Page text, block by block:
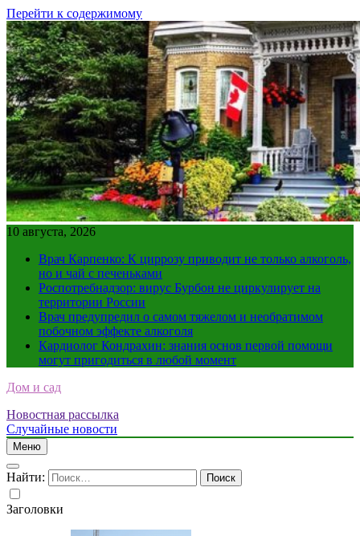
Перейти к содержимому
10 августа, 2026
Врач Карпенко: К циррозу приводит не только алкоголь,
но и чай с печеньками
Роспотребнадзор: вирус Бурбон не циркулирует на
территории России
Врач предупредил о самом тяжелом и необратимом
побочном эффекте алкоголя
Кардиолог Кондрахин: знания основ первой помощи
могут пригодиться в любой момент
Дом и сад
Новостная рассылка
Случайные новости
Меню
Найти:
Заголовки